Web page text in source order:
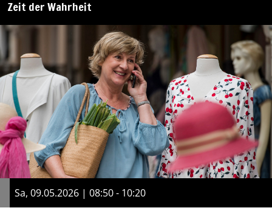
Zeit der Wahrheit
Sa, 09.05.2026 | 08:50 - 10:20